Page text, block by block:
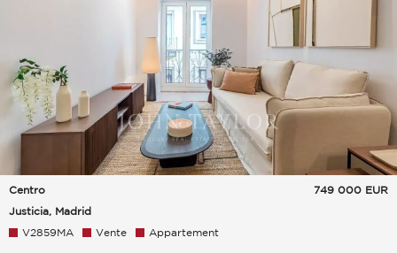
Centro
Justicia, Madrid
749 000 EUR
V2859MA Vente Appartement